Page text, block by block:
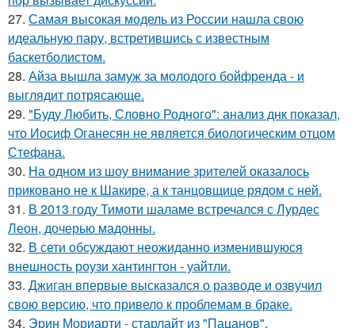
27. Самая высокая модель из России нашла свою
идеальную пару, встретившись с известным
баскетболистом.
28. Айза вышла замуж за молодого бойфренда - и
выглядит потрясающе.
29. "Буду Любить, Словно Родного": анализ днк показал,
что Иосиф Оганесян не является биологическим отцом
Стефана.
30. На одном из шоу внимание зрителей оказалось
приковано не к Шакире, а к танцовщице рядом с ней.
31. В 2013 году Тимоти шаламе встречался с Лурдес
Леон, дочерью мадонны.
32. В сети обсуждают неожиданно изменившуюся
внешность роузи хантингтон - уайтли.
33. Джиган впервые высказался о разводе и озвучил
свою версию, что привело к проблемам в браке.
34. Эрин Мориарти - старлайт из "Пацанов".